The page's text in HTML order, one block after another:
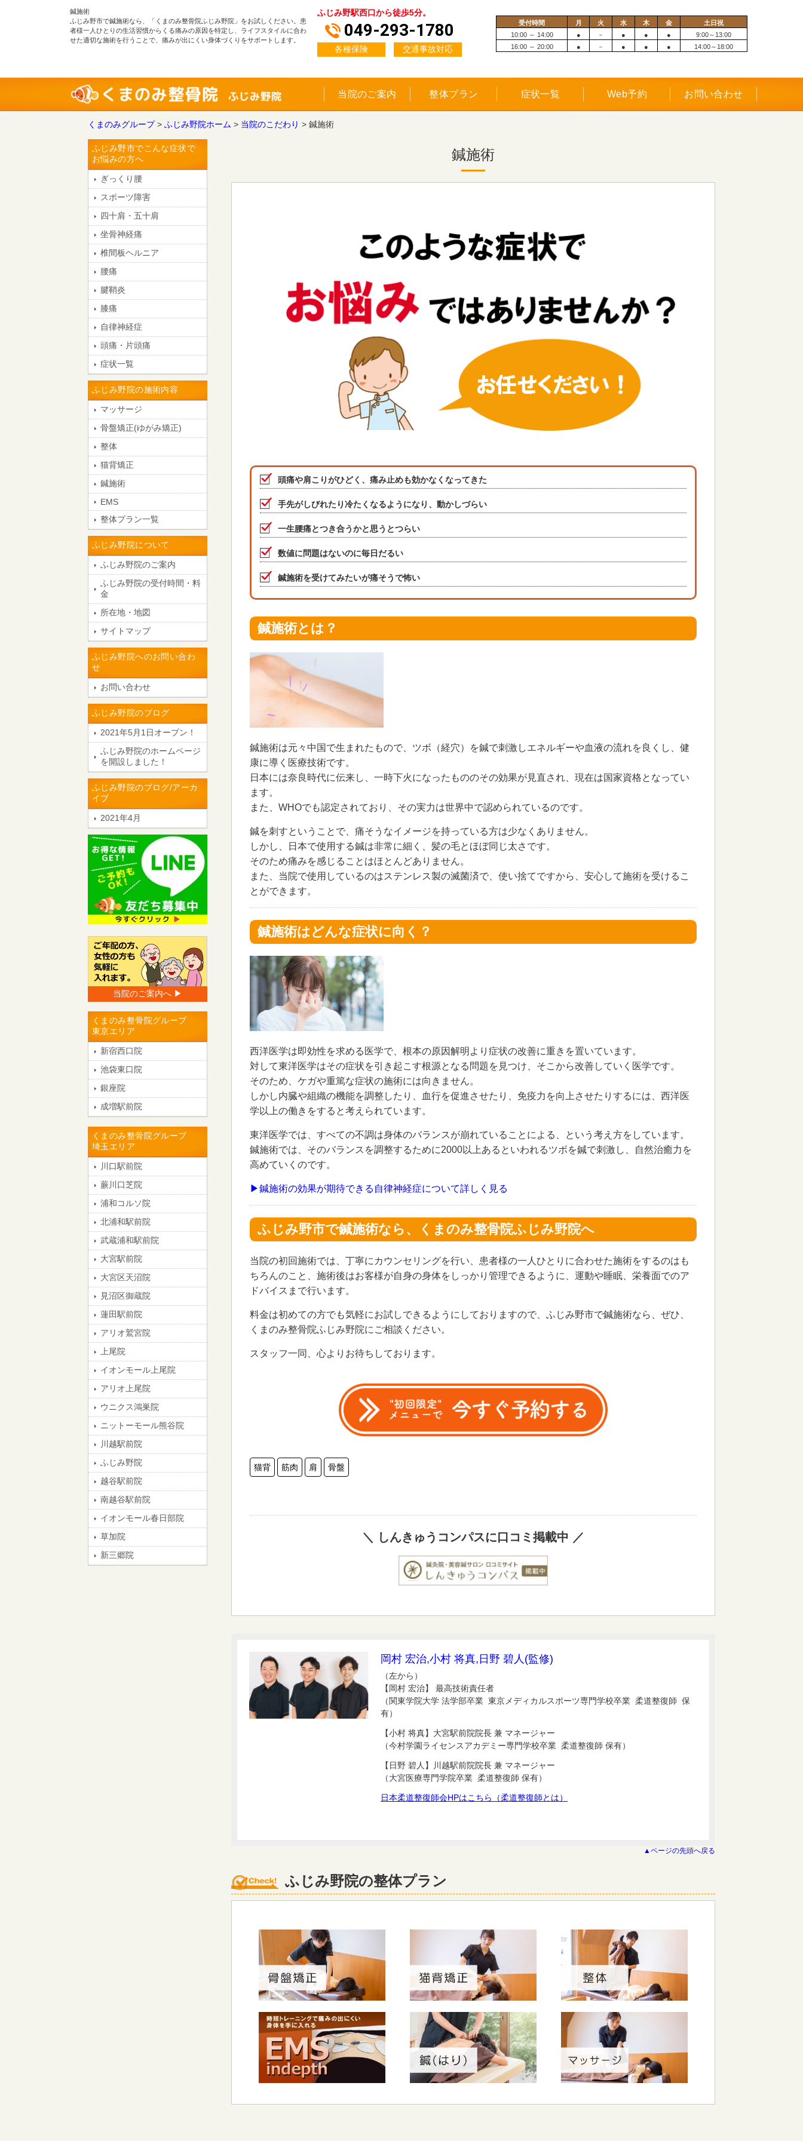
鍼施術
ふじみ野市で鍼施術なら、「くまのみ整骨院ふじみ野院」をお試しください。患
者様一人ひとりの生活習慣からくる痛みの原因を特定し、ライフスタイルに合わ
せた適切な施術を行うことで、痛みが出にくい身体づくりをサポートします。
ふじみ野駅西口から徒歩5分。
049-293-1780
各種保険 交通事故対応
受付時間 月 火 水 木 金
土日祝
10:00 ～ 14:00
● － ● ● ●
9:00～13:00
16:00 ～ 20:00
● － ● ● ● 14:00～18:00
当院のご案内 整体プラン 症状一覧 Web予約 お問い合わせ
くまのみグループ> ふじみ野院ホーム > 当院のこだわり > 鍼施術
鍼施術
頭痛や肩こりがひどく、痛み止めも効かなくなってきた
手先がしびれたり冷たくなるようになり、動かしづらい
一生腰痛とつき合うかと思うとつらい
数値に問題はないのに毎日だるい
鍼施術を受けてみたいが痛そうで怖い
鍼施術とは？
鍼施術は元々中国で生まれたもので、ツボ（経穴）を鍼で刺激しエネルギーや血液の流れを良くし、健
康に導く医療技術です。
日本には奈良時代に伝来し、一時下火になったもののその効果が見直され、現在は国家資格となってい
ます。
また、WHOでも認定されており、その実力は世界中で認められているのです。
鍼を刺すということで、痛そうなイメージを持っている方は少なくありません。
しかし、日本で使用する鍼は非常に細く、髪の毛とほぼ同じ太さです。
そのため痛みを感じることはほとんどありません。
また、当院で使用しているのはステンレス製の滅菌済で、使い捨てですから、安心して施術を受けるこ
とができます。
鍼施術はどんな症状に向く？
西洋医学は即効性を求める医学で、根本の原因解明より症状の改善に重きを置いています。
対して東洋医学はその症状を引き起こす根源となる問題を見つけ、そこから改善していく医学です。
そのため、ケガや重篤な症状の施術には向きません。
しかし内臓や組織の機能を調整したり、血行を促進させたり、免疫力を向上させたりするには、西洋医
学以上の働きをすると考えられています。
東洋医学では、すべての不調は身体のバランスが崩れていることによる、という考え方をしています。
鍼施術では、そのバランスを調整するために2000以上あるといわれるツボを鍼で刺激し、自然治癒力を
高めていくのです。
▶鍼施術の効果が期待できる自律神経症について詳しく見る
ふじみ野市で鍼施術なら、くまのみ整骨院ふじみ野院へ
当院の初回施術では、丁寧にカウンセリングを行い、患者様の一人ひとりに合わせた施術をするのはも
ちろんのこと、施術後はお客様が自身の身体をしっかり管理できるように、運動や睡眠、栄養面でのア
ドバイスまで行います。
料金は初めての方でも気軽にお試しできるようにしておりますので、ふじみ野市で鍼施術なら、ぜひ、
くまのみ整骨院ふじみ野院にご相談ください。
スタッフ一同、心よりお待ちしております。
猫背 筋肉 肩 骨盤
＼ しんきゅうコンパスに口コミ掲載中 ／
岡村 宏治,小村 将真,日野 碧人(監修)
（左から）
【岡村 宏治】 最高技術責任者
（関東学院大学 法学部卒業 東京メディカルスポーツ専門学校卒業 柔道整復師 保
有）
【小村 将真】大宮駅前院院長 兼 マネージャー
（今村学園ライセンスアカデミー専門学校卒業 柔道整復師 保有）
【日野 碧人】川越駅前院院長 兼 マネージャー
（大宮医療専門学院卒業 柔道整復師 保有）
日本柔道整復師会HPはこちら（柔道整復師とは）
▲ページの先頭へ戻る
ふじみ野院の整体プラン
ふじみ野市でこんな症状で
お悩みの方へ
ぎっくり腰
スポーツ障害
四十肩・五十肩
坐骨神経痛
椎間板ヘルニア
腰痛
腱鞘炎
膝痛
自律神経症
頭痛・片頭痛
症状一覧
ふじみ野院の施術内容
マッサージ
骨盤矯正(ゆがみ矯正)
整体
猫背矯正
鍼施術
EMS
整体プラン一覧
ふじみ野院について
ふじみ野院のご案内
ふじみ野院の受付時間・料
金
所在地・地図
サイトマップ
ふじみ野院へのお問い合わ
せ
お問い合わせ
ふじみ野院のブログ
2021年5月1日オープン！
ふじみ野院のホームページ
を開設しました！
ふじみ野院のブログ/アーカ
イブ
2021年4月
当院のご案内へ ▶︎
くまのみ整骨院グループ
東京エリア
新宿西口院
池袋東口院
銀座院
成増駅前院
くまのみ整骨院グループ
埼玉エリア
川口駅前院
蕨川口芝院
浦和コルソ院
北浦和駅前院
武蔵浦和駅前院
大宮駅前院
大宮区天沼院
見沼区御蔵院
蓮田駅前院
アリオ鷲宮院
上尾院
イオンモール上尾院
アリオ上尾院
ウニクス鴻巣院
ニットーモール熊谷院
川越駅前院
ふじみ野院
越谷駅前院
南越谷駅前院
イオンモール春日部院
草加院
新三郷院